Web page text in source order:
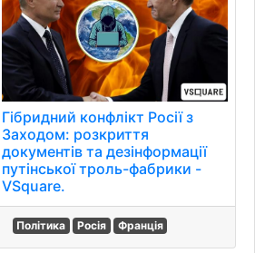
Гібридний конфлікт Росії з
Заходом: розкриття
документів та дезінформації
путінської троль-фабрики -
VSquare.
Політика Росія Франція